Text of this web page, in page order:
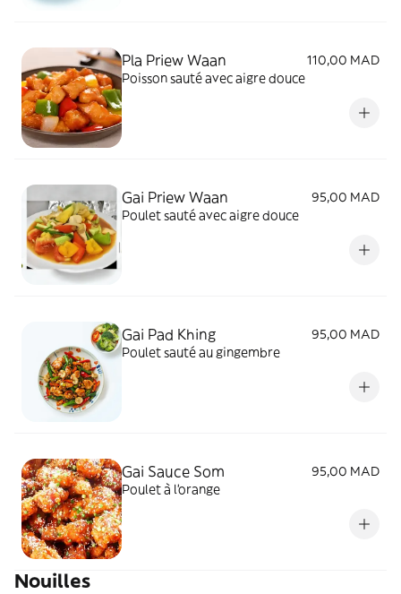
Pla Priew Waan
110,00 MAD
Poisson sauté avec aigre douce
Gai Priew Waan
95,00 MAD
Poulet sauté avec aigre douce
Gai Pad Khing
95,00 MAD
Poulet sauté au gingembre
Gai Sauce Som
95,00 MAD
Poulet à l'orange
Nouilles